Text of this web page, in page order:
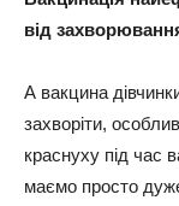
від
А вакцина
захворіти,
краснуху під час
маємо просто